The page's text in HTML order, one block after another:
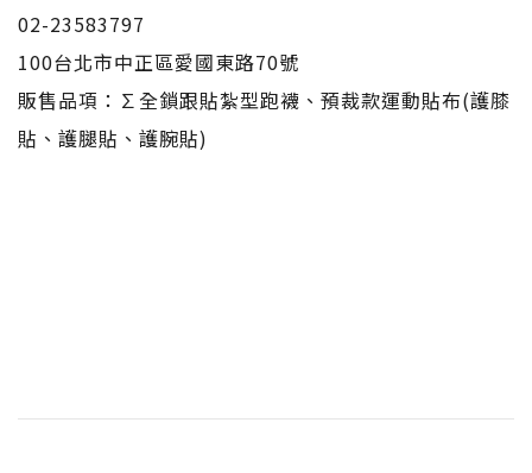
02-23583797
100台北市中正區愛國東路70號
販售品項：∑全鎖跟貼紮型跑襪、預裁款運動貼布(護膝
貼、護腿貼、護腕貼)